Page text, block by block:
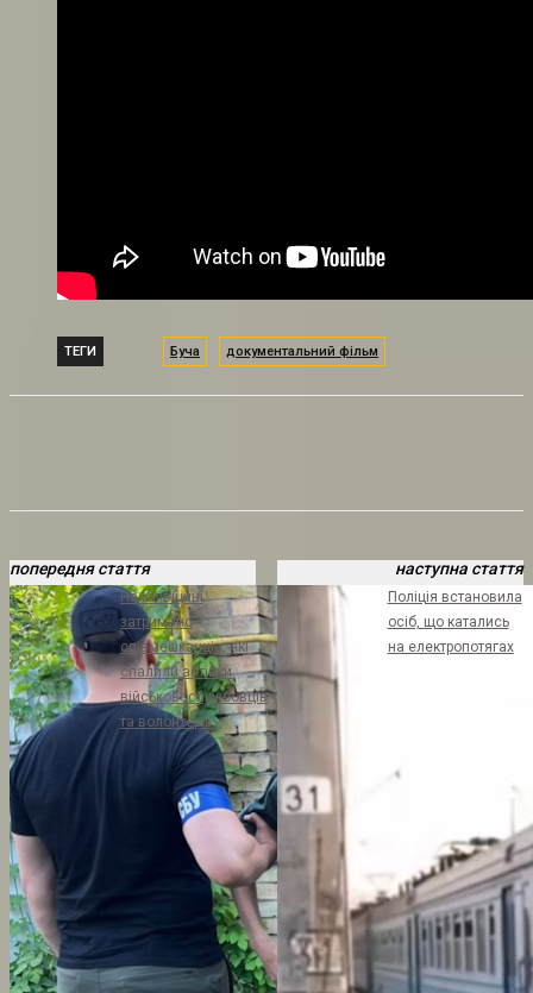
ТЕГИ Буча документальний фільм
попередня стаття
На Київщині
затримано
співмешканців, які
спалили автівки
військовослужбовців
та волонтерів
наступна стаття
Поліція встановила
осіб, що катались
на електропотягах